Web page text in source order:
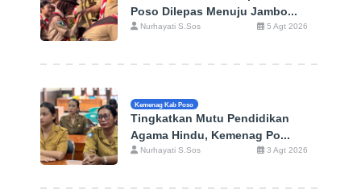
Poso Dilepas Menuju Jambo...
Nurhayati S.Sos 5 Agt 2026
Kemenag Kab Poso
Tingkatkan Mutu Pendidikan
Agama Hindu, Kemenag Po...
Nurhayati S.Sos 3 Agt 2026